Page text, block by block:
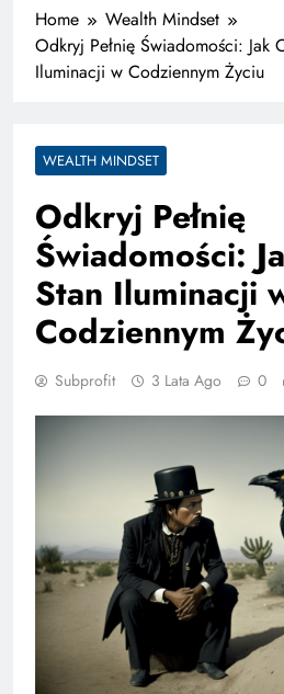
Home
Wealth Mindset
Odkryj Pełnię Świadomości: Jak
Iluminacji w Codziennym Życiu
WEALTH MINDSET
Odkryj Pełnię
Świadomości:
Stan Iluminacji
Codziennym
Subprofit 3 Lata Ago 0